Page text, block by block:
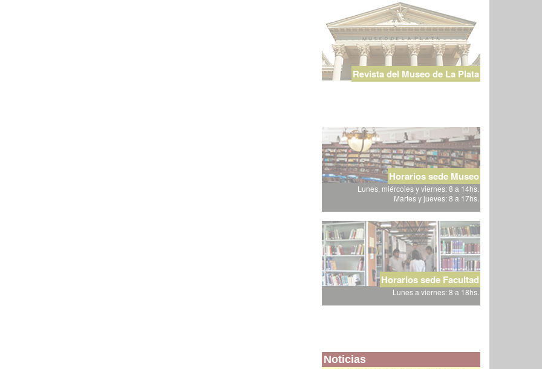
Revista del Museo de La Plata
Horarios sede Museo
Lunes, miércoles y viernes: 8 a 14hs.
Martes y jueves: 8 a 17hs.
Horarios sede Facultad
Lunes a viernes: 8 a 18hs.
Noticias